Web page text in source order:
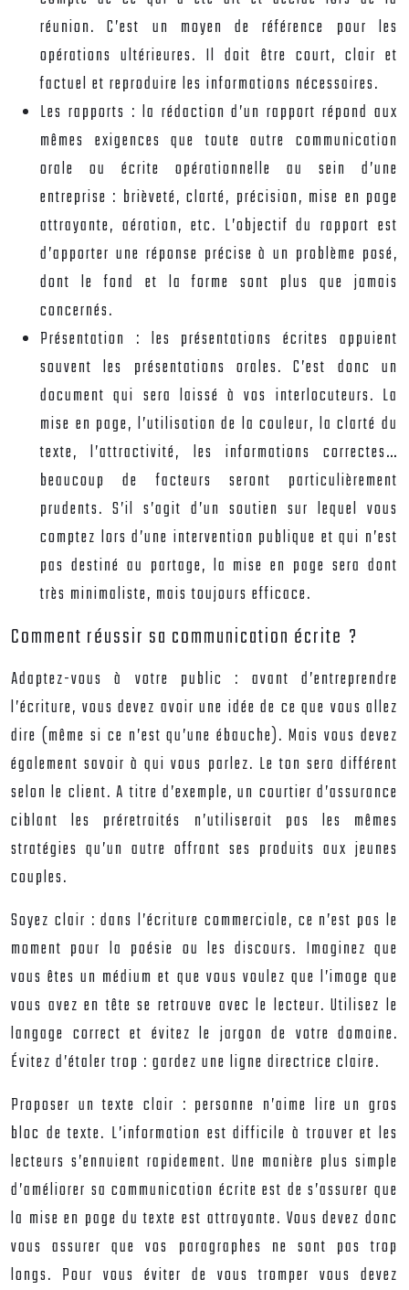
réunion. C’est un moyen de référence pour les
opérations ultérieures. Il doit être court, clair et
factuel et reproduire les informations nécessaires.
Les rapports : la rédaction d’un rapport répond aux
mêmes exigences que toute autre communication
orale ou écrite opérationnelle au sein d’une
entreprise : brièveté, clarté, précision, mise en page
attrayante, aération, etc. L’objectif du rapport est
d’apporter une réponse précise à un problème posé,
dont le fond et la forme sont plus que jamais
concernés.
Présentation : les présentations écrites appuient
souvent les présentations orales. C’est donc un
document qui sera laissé à vos interlocuteurs. La
mise en page, l’utilisation de la couleur, la clarté du
texte, l’attractivité, les informations correctes…
beaucoup de facteurs seront particulièrement
prudents. S’il s’agit d’un soutien sur lequel vous
comptez lors d’une intervention publique et qui n’est
pas destiné au partage, la mise en page sera dont
très minimaliste, mais toujours efficace.
Comment réussir sa communication écrite ?
Adaptez-vous à votre public : avant d’entreprendre
l’écriture, vous devez avoir une idée de ce que vous allez
dire (même si ce n’est qu’une ébauche). Mais vous devez
également savoir à qui vous parlez. Le ton sera différent
selon le client. A titre d’exemple, un courtier d’assurance
ciblant les préretraités n’utiliserait pas les mêmes
stratégies qu’un autre offrant ses produits aux jeunes
couples.
Soyez clair : dans l’écriture commerciale, ce n’est pas le
moment pour la poésie ou les discours. Imaginez que
vous êtes un médium et que vous voulez que l’image que
vous avez en tête se retrouve avec le lecteur. Utilisez le
langage correct et évitez le jargon de votre domaine.
Évitez d’étaler trop : gardez une ligne directrice claire.
Proposer un texte clair : personne n’aime lire un gros
bloc de texte. L’information est difficile à trouver et les
lecteurs s’ennuient rapidement. Une manière plus simple
d’améliorer sa communication écrite est de s’assurer que
la mise en page du texte est attrayante. Vous devez donc
vous assurer que vos paragraphes ne sont pas trop
longs. Pour vous éviter de vous tromper vous devez